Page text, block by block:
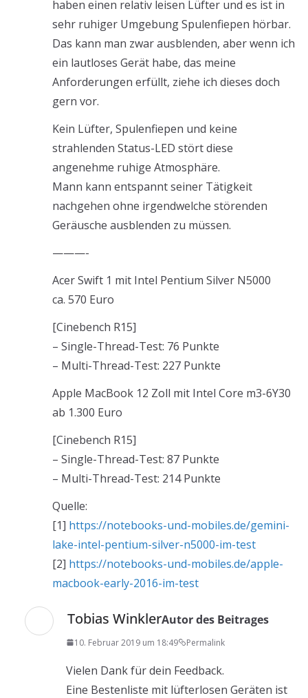
haben einen relativ leisen Lüfter und es ist in
sehr ruhiger Umgebung Spulenfiepen hörbar.
Das kann man zwar ausblenden, aber wenn ich
ein lautloses Gerät habe, das meine
Anforderungen erfüllt, ziehe ich dieses doch
gern vor.
Kein Lüfter, Spulenfiepen und keine
strahlenden Status-LED stört diese
angenehme ruhige Atmosphäre.
Mann kann entspannt seiner Tätigkeit
nachgehen ohne irgendwelche störenden
Geräusche ausblenden zu müssen.
———-
Acer Swift 1 mit Intel Pentium Silver N5000
ca. 570 Euro
[Cinebench R15]
– Single-Thread-Test: 76 Punkte
– Multi-Thread-Test: 227 Punkte
Apple MacBook 12 Zoll mit Intel Core m3-6Y30
ab 1.300 Euro
[Cinebench R15]
– Single-Thread-Test: 87 Punkte
– Multi-Thread-Test: 214 Punkte
Quelle:
[1] https://notebooks-und-mobiles.de/gemini-
lake-intel-pentium-silver-n5000-im-test
[2] https://notebooks-und-mobiles.de/apple-
macbook-early-2016-im-test
Tobias WinklerAutor des Beitrages
10. Februar 2019 um 18:49 Permalink
Vielen Dank für dein Feedback.
Eine Bestenliste mit lüfterlosen Geräten ist